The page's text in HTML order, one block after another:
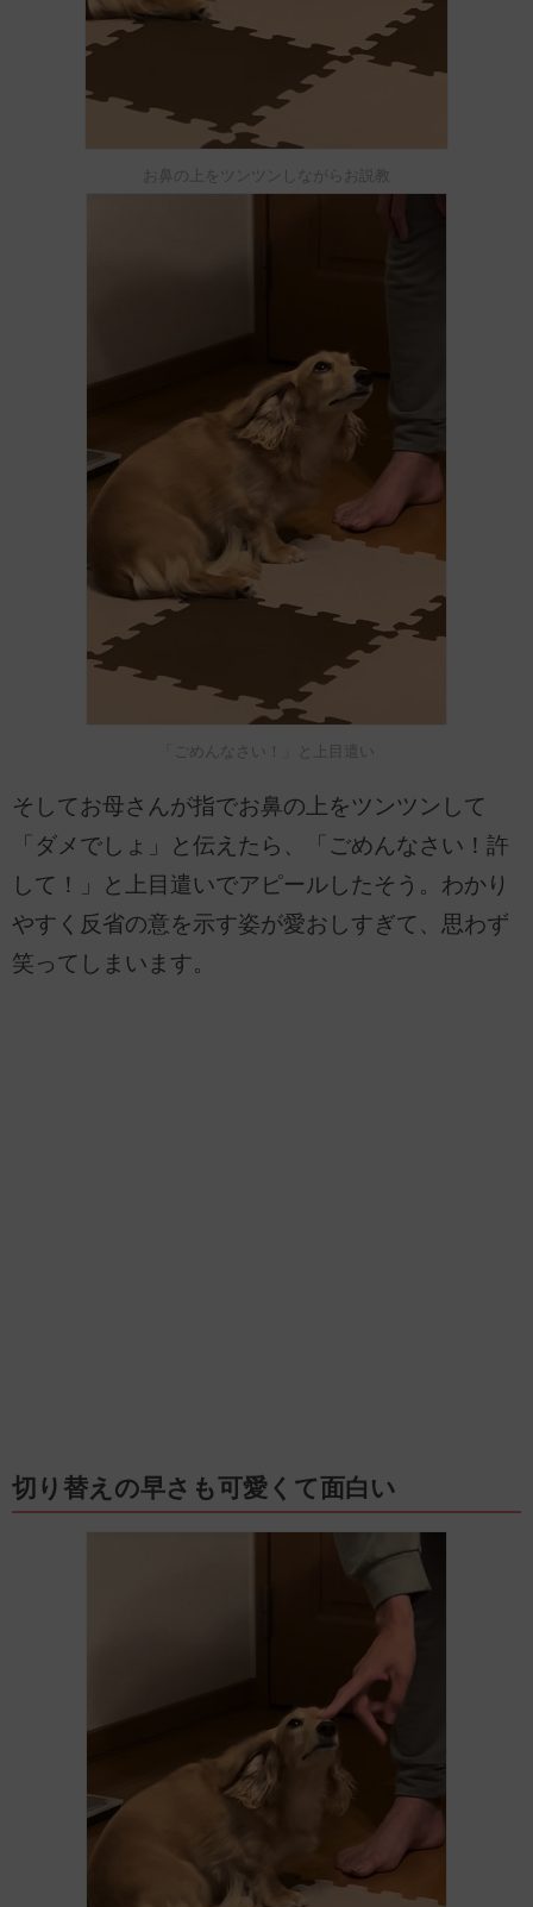
お鼻の上をツンツンしながらお説教
「ごめんなさい！」と上目遣い
そしてお母さんが指でお鼻の上をツンツンして
「ダメでしょ」と伝えたら、「ごめんなさい！許
して！」と上目遣いでアピールしたそう。わかり
やすく反省の意を示す姿が愛おしすぎて、思わず
笑ってしまいます。
切り替えの早さも可愛くて面白い